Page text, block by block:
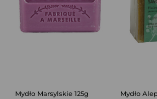
Mydło Marsylskie 125g
Mydło